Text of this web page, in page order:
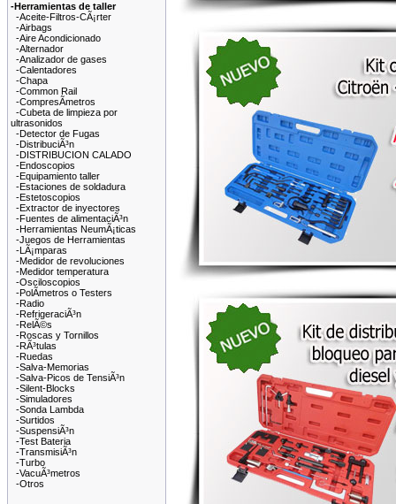
-Herramientas de taller
-Aceite-Filtros-CÃ¡rter
-Airbags
-Aire Acondicionado
-Alternador
-Analizador de gases
-Calentadores
-Chapa
-Common Rail
-CompresÃ­metros
-Cubeta de limpieza por
ultrasonidos
-Detector de Fugas
-DistribuciÃ³n
-DISTRIBUCION CALADO
-Endoscopios
-Equipamiento taller
-Estaciones de soldadura
-Estetoscopios
-Extractor de inyectores
-Fuentes de alimentaciÃ³n
-Herramientas NeumÃ¡ticas
-Juegos de Herramientas
-LÃ¡mparas
-Medidor de revoluciones
-Medidor temperatura
-Osciloscopios
-PolÃ­metros o Testers
-Radio
-RefrigeraciÃ³n
-RelÃ©s
-Roscas y Tornillos
-RÃ³tulas
-Ruedas
-Salva-Memorias
-Salva-Picos de TensiÃ³n
-Silent-Blocks
-Simuladores
-Sonda Lambda
-Surtidos
-SuspensiÃ³n
-Test Bateria
-TransmisiÃ³n
-Turbo
-VacuÃ³metros
-Otros